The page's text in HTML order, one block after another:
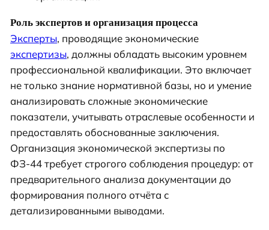
Роль экспертов и организация процесса
Эксперты, проводящие экономические
экспертизы, должны обладать высоким уровнем
профессиональной квалификации. Это включает
не только знание нормативной базы, но и умение
анализировать сложные экономические
показатели, учитывать отраслевые особенности и
предоставлять обоснованные заключения.
Организация экономической экспертизы по
ФЗ-44 требует строгого соблюдения процедур: от
предварительного анализа документации до
формирования полного отчёта с
детализированными выводами.